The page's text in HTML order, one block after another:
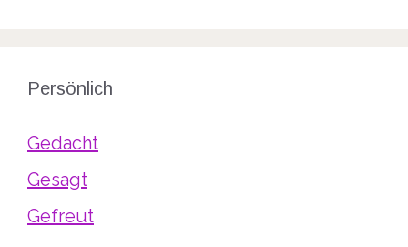
Persönlich
Gedacht
Gesagt
Gefreut